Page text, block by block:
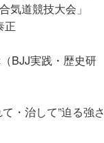
気道競技大会」
正
BJJ実践・歴史研
・治して”迫る強さ